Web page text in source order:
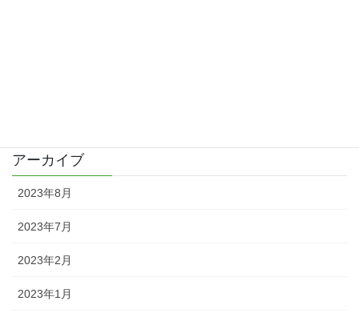
アーカイブ
2023年8月
2023年7月
2023年2月
2023年1月